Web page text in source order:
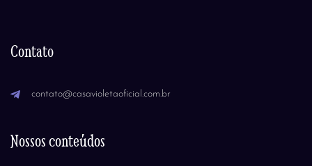
Contato
contato@casavioletaoficial.com.br
Nossos conteúdos